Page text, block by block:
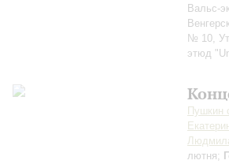
Вальс-
№ 10,
этюд
Пушкин
лютня;